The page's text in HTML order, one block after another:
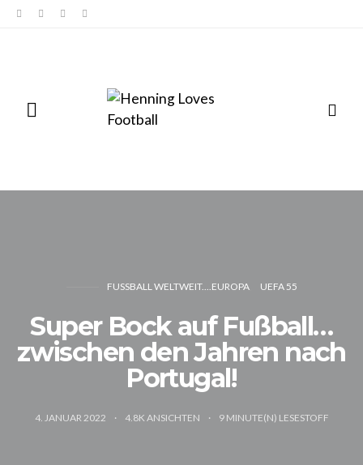
FUSSBALL WELTWEIT....EUROPA UEFA 55
Super Bock auf Fußball…
zwischen den Jahren nach
Portugal!
4. JANUAR 2022 4.8K ANSICHTEN 9 MINUTE(N) LESESTOFF